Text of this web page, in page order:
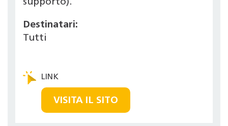
supporto).
Destinatari:
Tutti
VISITA IL SITO